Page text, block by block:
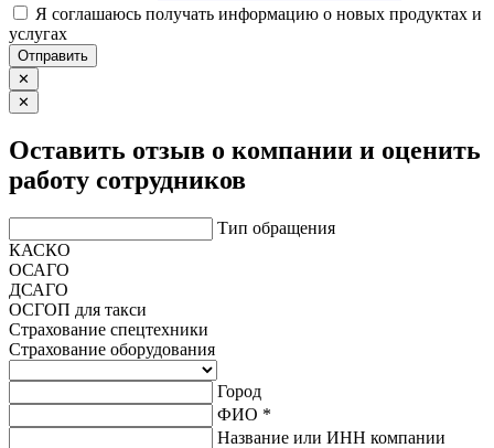
Я соглашаюсь получать информацию о новых продуктах и
услугах
Отправить
✕
✕
Оставить отзыв о компании и оценить
работу сотрудников
Тип обращения
КАСКО
ОСАГО
ДСАГО
ОСГОП для такси
Страхование спецтехники
Страхование оборудования
Город
ФИО *
Название или ИНН компании